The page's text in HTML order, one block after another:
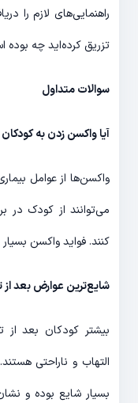
راهنمایی‌های لازم را
تزریق کرده‌اید چه بوده
سوالات متداول
آیا واکسن زدن به
واکسن‌ها از عوامل
می‌توانند از کودک در
کنند. فواید واکسن
شایع‌ترین عوارض بعد از
بیشتر کودکان بعد
التهاب و ناراحتی
بسیار شایع بوده و